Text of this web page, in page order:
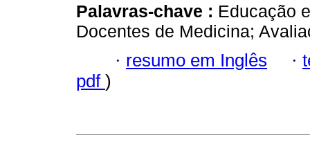
Palavras-chave : Educação
Docentes de Medicina;
· resumo em Inglês ·
pdf )